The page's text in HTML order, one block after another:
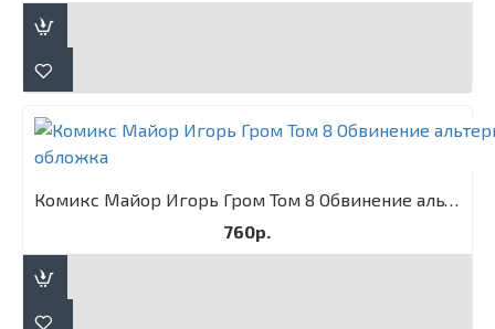
Комикс Майор Игорь Гром Том 8 Обвинение альтернативная обложка
760р.